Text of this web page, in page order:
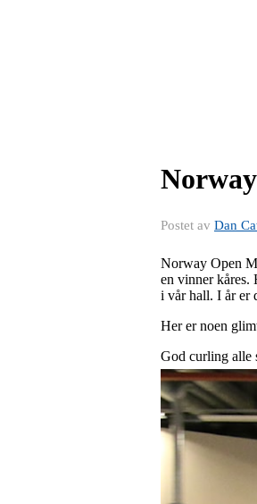
Postet av Dan
Norway Open
en vinner kåres.
i vår hall. I år er
Her er noen
God curling alle